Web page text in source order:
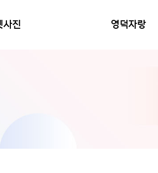
사진 영덕자랑